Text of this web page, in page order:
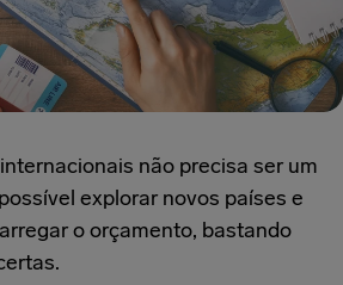
não precisa ser um
explorar novos países e
o orçamento, bastando